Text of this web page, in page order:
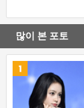
많이 본 포토